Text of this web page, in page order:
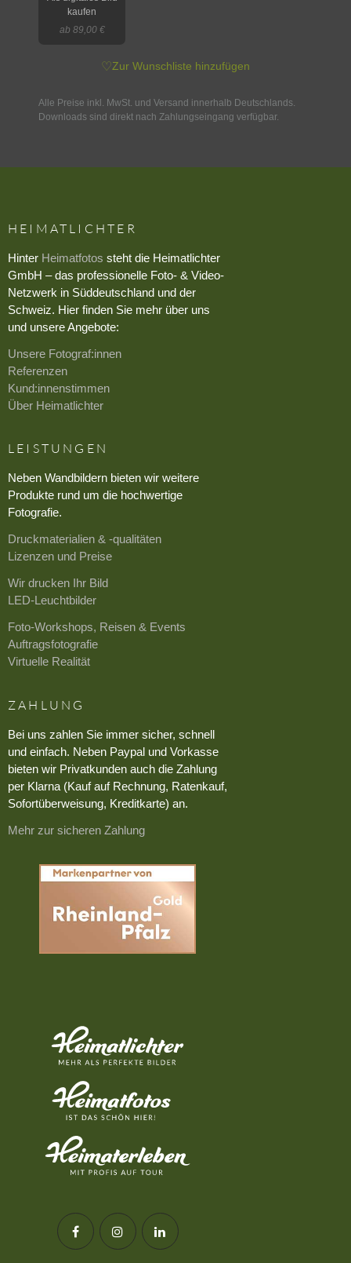
kaufen
ab 89,00 €
♡Zur Wunschliste hinzufügen
Alle Preise inkl. MwSt. und Versand innerhalb Deutschlands.
Downloads sind direkt nach Zahlungseingang verfügbar.
HEIMATLICHTER
Hinter Heimatfotos steht die Heimatlichter
GmbH – das professionelle Foto- & Video-
Netzwerk in Süddeutschland und der
Schweiz. Hier finden Sie mehr über uns
und unsere Angebote:
Unsere Fotograf:innen
Referenzen
Kund:innenstimmen
Über Heimatlichter
LEISTUNGEN
Neben Wandbildern bieten wir weitere
Produkte rund um die hochwertige
Fotografie.
Druckmaterialien & -qualitäten
Lizenzen und Preise
Wir drucken Ihr Bild
LED-Leuchtbilder
Foto-Workshops, Reisen & Events
Auftragsfotografie
Virtuelle Realität
ZAHLUNG
Bei uns zahlen Sie immer sicher, schnell
und einfach. Neben Paypal und Vorkasse
bieten wir Privatkunden auch die Zahlung
per Klarna (Kauf auf Rechnung, Ratenkauf,
Sofortüberweisung, Kreditkarte) an.
Mehr zur sicheren Zahlung